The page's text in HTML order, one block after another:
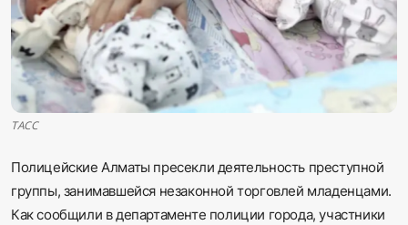
Sadaq TV
Общество
Спорт
Русский
ТАСС
Полицейские Алматы пресекли деятельность преступной
группы, занимавшейся незаконной торговлей младенцами.
Как сообщили в департаменте полиции города, участники